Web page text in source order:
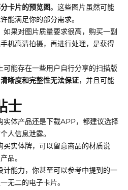
卡片的预览图。这些图片虽然可能
能满足你的部分需求。
如果对图片质量要求很高，购买一副
机高清拍摄，再进行处理，是获得
可能存在一些用户自行分享的扫描版
清晰度和完整性无法保证，并且可能
士
实体产品还是下载APP，都建议选择
人信息泄露。
买实体牌，可以留意商品的材质说
品。
计能力，你甚至可以参考中提到的一
无二的电子卡片。